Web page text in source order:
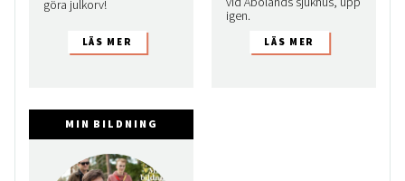
göra julkorv!
igen.
MIN BILDNING